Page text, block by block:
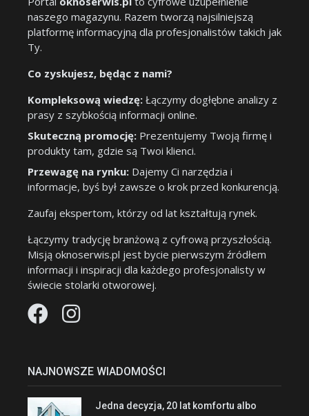
naszego magazynu. Razem tworzą najsilniejszą
platformę informacyjną dla profesjonalistów takich jak
Ty.
Co zyskujesz, będąc z nami?
Kompleksową wiedzę: Łączymy dogłębne analizy z
prasy z szybkością informacji online.
Skuteczną promocję: Prezentujemy Twoją firmę i
produkty tam, gdzie są Twoi klienci.
Przewagę na rynku: Dajemy Ci narzędzia i
informacje, byś był zawsze o krok przed konkurencją.
Zaufaj ekspertom, którzy od lat kształtują rynek.
Łączymy tradycję branżową z cyfrową przyszłością.
Misją oknoserwis.pl jest bycie pierwszym źródłem
informacji i inspiracji dla każdego profesjonalisty w
świecie stolarki otworowej.
NAJNOWSZE WIADOMOŚCI
Jedna decyzja, 20 lat komfortu albo